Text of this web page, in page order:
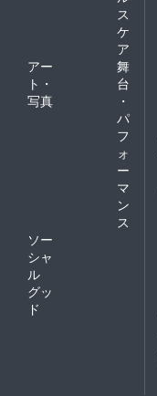
ス
ケ
ア
アー
ト・
写真
舞
台
・
パ
フ
ォ
ー
マ
ン
ス
ソー
シャ
ル
グッ
ド